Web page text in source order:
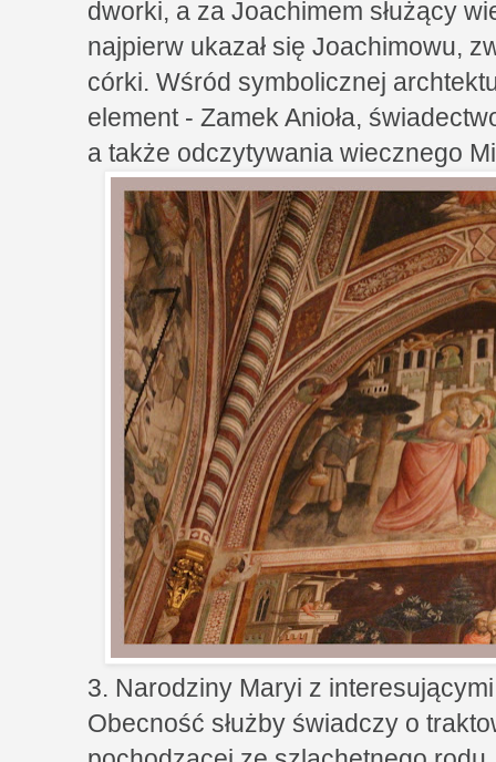
dworki, a za Joachimem służący
najpierw ukazał się Joachimowu,
córki. Wśród symbolicznej
element - Zamek Anioła,
a także odczytywania wiecznego
3. Narodziny Maryi z
Obecność służby świadczy o